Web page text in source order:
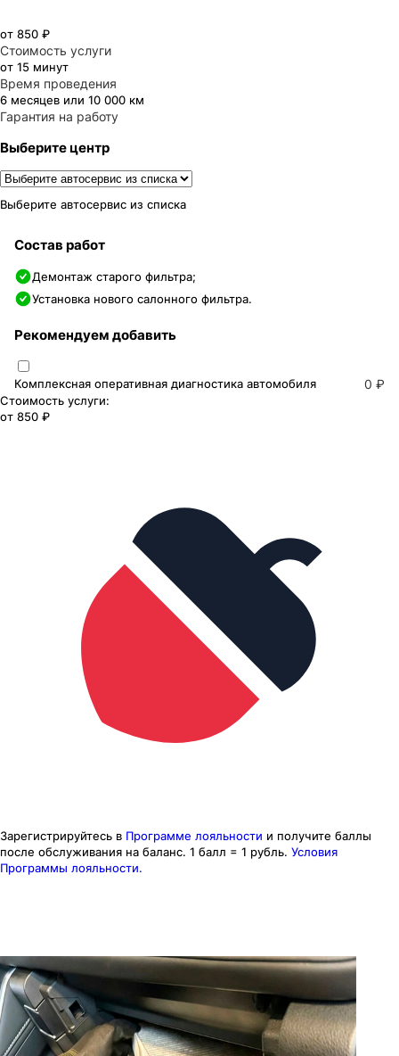
от 850 ₽
Стоимость услуги
от 15 минут
Время проведения
6 месяцев или 10 000 км
Гарантия на работу
Выберите центр
Выберите автосервис из списка
Состав работ
Демонтаж старого фильтра;
Установка нового салонного фильтра.
Рекомендуем добавить
Комплексная оперативная диагностика автомобиля 0 ₽
Стоимость услуги:
от 850 ₽
Зарегистрируйтесь в Программе лояльности и получите баллы
после обслуживания на баланс. 1 балл = 1 рубль. Условия
Программы лояльности.